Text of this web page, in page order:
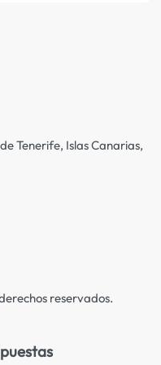
Tenerife, Islas Canarias,
reservados.